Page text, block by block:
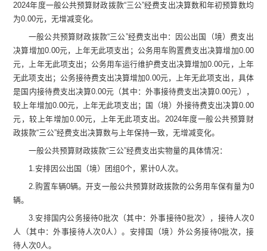
2024年度一般公共预算财政拨款“三公”经费支出决算数和年初预算数均
为0.00元，无增减变化。
一般公共预算财政拨款“三公”经费支出中：因公出国（境）费支出
决算增加0.00元，上年无此项支出；公务用车购置费支出决算增加0.00
元，上年无此项支出；公务用车运行维护费支出决算增加0.00元，上年
无此项支出；公务接待费支出决算增加0.00元，上年无此项支出，具体
是国内接待费支出决算0.00元（其中：外事接待费支出决算0.00元），
较上年增加0.00元，上年无此项支出；国（境）外接待费支出决算0.00
元，较上年增加0.00元，上年无此项支出。 2024年度一般公共预算财
政拨款“三公”经费支出决算数与上年保持一致，无增减变化。
一般公共预算财政拨款“三公”经费支出实物量的具体情况：
1.安排因公出国（境）团组0个，累计0人次。
2.购置车辆0辆。开支一般公共预算财政拨款的公务用车保有量为0
辆。
3.安排国内公务接待0批次（其中：外事接待0批次），接待人次0
人（其中：外事接待人次0人）。安排国（境）外公务接待0批次，接
待人次0人。